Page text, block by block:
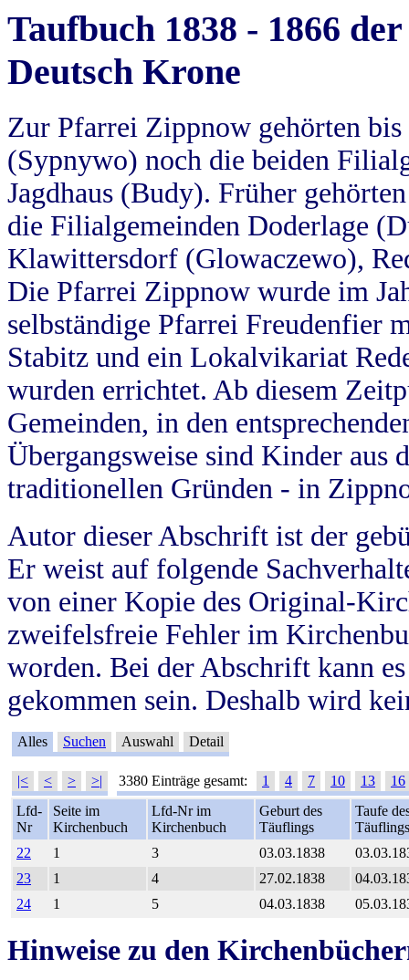
Taufbuch 1838 - 1866
Deutsch Krone
Zur Pfarrei Zippnow gehörten
(Sypnywo) noch die beiden
Jagdhaus (Budy). Früher
die Filialgemeinden Doderlage
Klawittersdorf (Glowaczewo),
Die Pfarrei Zippnow wurde im
selbständige Pfarrei Freudenfier
Stabitz und ein Lokalvikariat
wurden errichtet. Ab diesem
Gemeinden, in den
Übergangsweise sind Kinder aus
traditionellen Gründen - in
Autor dieser Abschrift ist der
Er weist auf folgende
von einer Kopie des Original-
zweifelsfreie Fehler im
worden. Bei der Abschrift kann
gekommen sein. Deshalb wird
Alles Suchen Auswahl Detail
|< < > >| 3380 Einträge gesamt: 1 4 7 10 13
16
Lfd-
Nr
Seite im
Kirchenbuch
Lfd-Nr im
Kirchenbuch
Geburt des
Täuflings
Taufe
Täuflings
22
1 3 03.03.1838
23
1 4 27.02.1838
24
1 5 04.03.1838
Hinweise zu den